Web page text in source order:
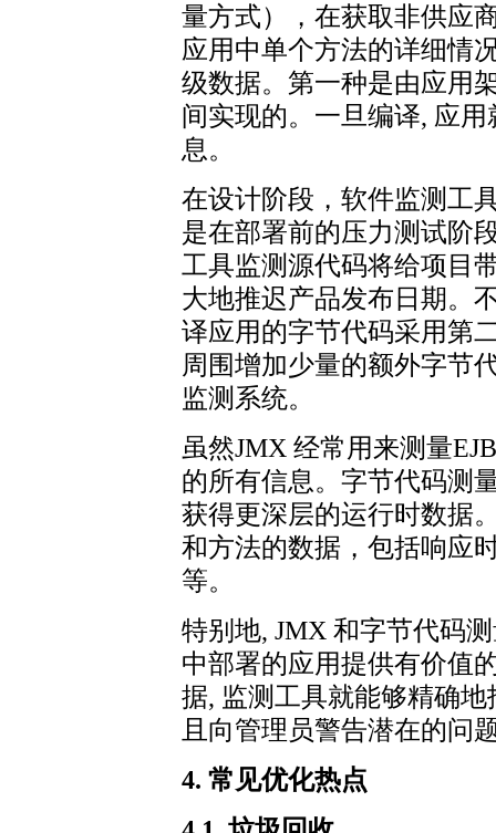
量方式），在获取非供应
应用中单个方法的详细情
级数据。第一种是由应用
间实现的。一旦编译, 应
息。
在设计阶段，软件监测工
是在部署前的压力测试阶
工具监测源代码将给项目
大地推迟产品发布日期。
译应用的字节代码采用第
周围增加少量的额外字节
监测系统。
虽然JMX 经常用来测量
的所有信息。字节代码测
获得更深层的运行时数据
和方法的数据，包括响应
等。
特别地, JMX 和字节代码
中部署的应用提供有价值
据, 监测工具就能够精确
且向管理员警告潜在的问
4. 常见优化热点